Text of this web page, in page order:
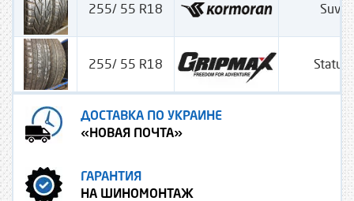
255/ 55 R18 Suv
255/ 55 R18
ДОСТАВКА ПО УКРАИНЕ
«НОВАЯ ПОЧТА»
ГАРАНТИЯ
НА ШИНОМОНТАЖ